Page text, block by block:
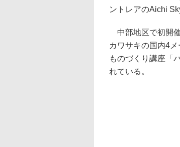
ントレアのAichi
中部地区で初開
カワサキの国内4
ものづくり講座「
れている。